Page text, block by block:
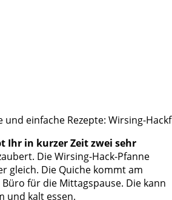
und einfache Rezepte: Wirsing-
Ihr in kurzer Zeit zwei sehr
Die Wirsing-Hack-Pfanne
gleich. Die Quiche kommt am
für die Mittagspause. Die kann
und kalt essen.